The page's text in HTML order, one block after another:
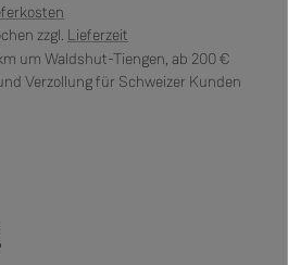
zzgl. Lieferzeit
um Waldshut-Tiengen, ab 200 €
Verzollung für Schweizer Kunden